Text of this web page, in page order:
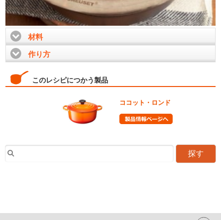
材料click to expand contents
作り方
このレシピにつかう製品
ココット・ロンド
探す